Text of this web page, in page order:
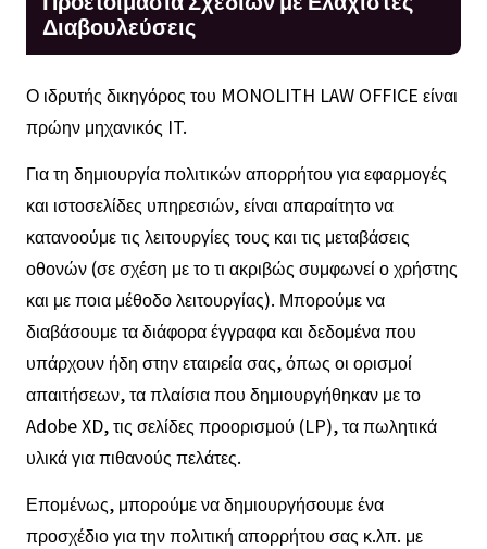
Διαβουλεύσεις
Ο ιδρυτής δικηγόρος του MONOLITH LAW OFFICE είναι
πρώην μηχανικός IT.
Για τη δημιουργία πολιτικών απορρήτου για εφαρμογές
και ιστοσελίδες υπηρεσιών, είναι απαραίτητο να
κατανοούμε τις λειτουργίες τους και τις μεταβάσεις
οθονών (σε σχέση με το τι ακριβώς συμφωνεί ο χρήστης
και με ποια μέθοδο λειτουργίας). Μπορούμε να
διαβάσουμε τα διάφορα έγγραφα και δεδομένα που
υπάρχουν ήδη στην εταιρεία σας, όπως οι ορισμοί
απαιτήσεων, τα πλαίσια που δημιουργήθηκαν με το
Adobe XD, τις σελίδες προορισμού (LP), τα πωλητικά
υλικά για πιθανούς πελάτες.
Επομένως, μπορούμε να δημιουργήσουμε ένα
προσχέδιο για την πολιτική απορρήτου σας κ.λπ. με